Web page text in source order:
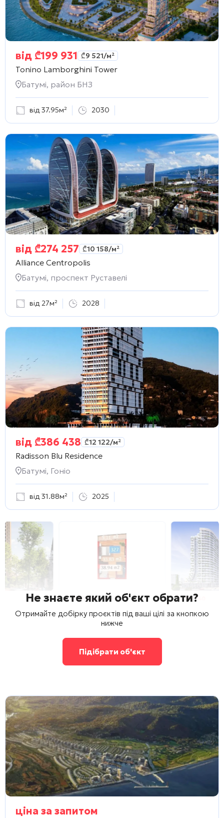
від ₾199 931 ₾9 521/м²
Tonino Lamborghini Tower
Батумі, район БНЗ
від 37.95м² 2030
від ₾274 257 ₾10 158/м²
Alliance Centropolis
Батумі, проспект Руставелі
від 27м² 2028
від ₾386 438 ₾12 122/м²
Radisson Blu Residence
Батумі, Гоніо
від 31.88м² 2025
Не знаєте який об'єкт обрати?
Отримайте добірку проєктів під ваші цілі за кнопкою
нижче
Підібрати об'єкт
ціна за запитом